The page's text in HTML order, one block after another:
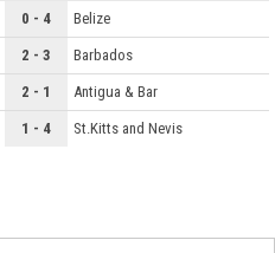
0 - 4 Belize
2 - 3 Barbados
2 - 1 Antigua & Bar
1 - 4 St.Kitts and Nevis